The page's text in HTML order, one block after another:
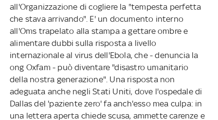
all'Organizzazione di cogliere la "tempesta perfetta
che stava arrivando". E' un documento interno
all'Oms trapelato alla stampa a gettare ombre e
alimentare dubbi sulla risposta a livello
internazionale al virus dell'Ebola, che - denuncia la
ong Oxfam - può diventare "disastro umanitario
della nostra generazione". Una risposta non
adeguata anche negli Stati Uniti, dove l'ospedale di
Dallas del 'paziente zero' fa anch'esso mea culpa: in
una lettera aperta chiede scusa, ammette carenze e